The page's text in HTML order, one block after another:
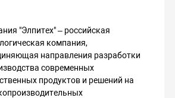
"Элпитех" – российская
компания,
направления разработки
современных
продуктов и решений на